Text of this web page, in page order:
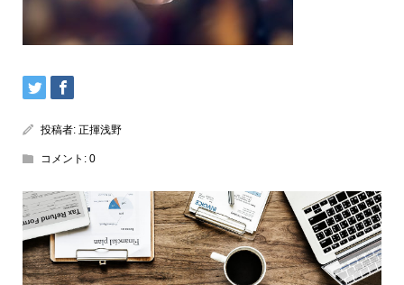
投稿者: 正揮浅野
コメント: 0